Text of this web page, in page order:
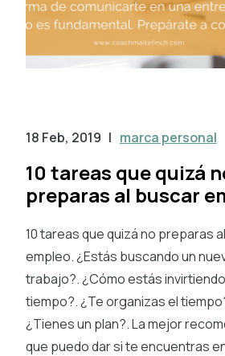
18 Feb, 2019 | marca personal
10 tareas que quizá
preparas al buscar
10 tareas que quizá no preparas
empleo. ¿Estás buscando un
trabajo?. ¿Cómo estás
tiempo?. ¿Te organizas el
¿Tienes un plan?. La mejor
que puedo dar si te encuentras